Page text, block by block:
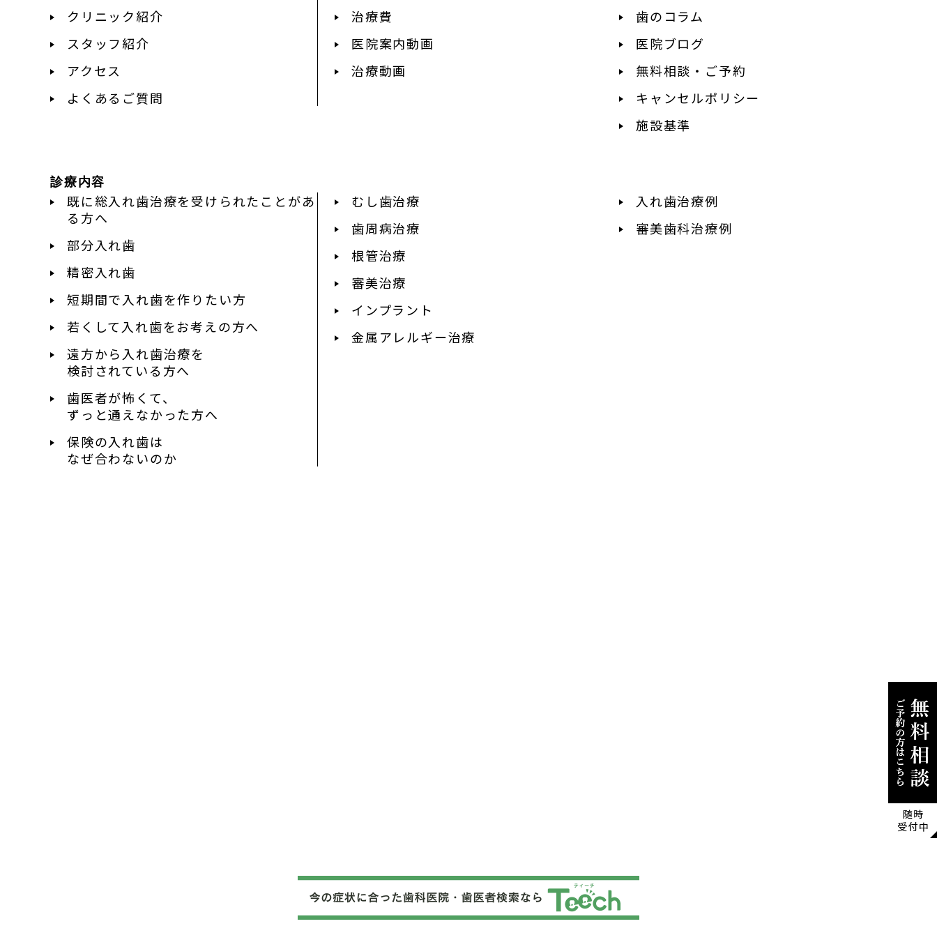
クリニック紹介
スタッフ紹介
アクセス
よくあるご質問
治療費
医院案内動画
治療動画
歯のコラム
医院ブログ
無料相談・ご予約
キャンセルポリシー
施設基準
診療内容
既に総入れ歯治療を受けられたことがあ
る方へ
部分入れ歯
精密入れ歯
短期間で入れ歯を作りたい方
若くして入れ歯をお考えの方へ
遠方から入れ歯治療を
検討されている方へ
歯医者が怖くて、
ずっと通えなかった方へ
保険の入れ歯は
なぜ合わないのか
むし歯治療
歯周病治療
根管治療
審美治療
インプラント
金属アレルギー治療
入れ歯治療例
審美歯科治療例